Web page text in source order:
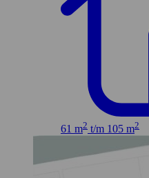
61 m2 t/m 105 m2